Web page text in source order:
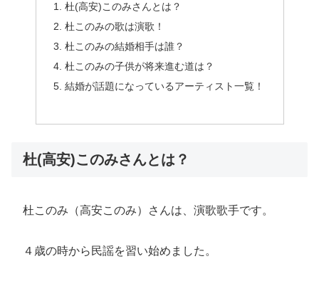
杜(高安)このみさんとは？
杜このみの歌は演歌！
杜このみの結婚相手は誰？
杜このみの子供が将来進む道は？
結婚が話題になっているアーティスト一覧！
杜(高安)このみさんとは？
杜このみ（高安このみ）さんは、演歌歌手です。
４歳の時から民謡を習い始めました。